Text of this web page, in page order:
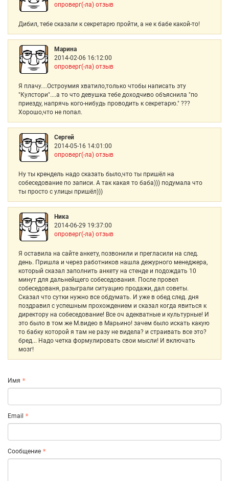
опроверг(-ла) отзыв
Дибил, тебе сказали к секретарю пройти, а не к бабе какой-то!
Марина
2014-02-06 16:12:00
опроверг(-ла) отзыв
Я плачу....Остроумия хватило,только чтобы написать эту
"Кулстори"....а то что девушка тебе доходчиво объяснила "по
приезду, напрячь кого-нибудь проводить к секретарю." ???
Хорошо,что не попал.
Сергей
2014-05-16 14:01:00
опроверг(-ла) отзыв
Ну ты крендель надо сказать было,что ты пришёл на
собеседование по записи. А так какая то баба))) подумала что
ты просто с улицы пришёл)))
Ника
2014-06-29 19:37:00
опроверг(-ла) отзыв
Я оставила на сайте анкету, позвонили и прегласили на след.
день. Пришла и через работников нашла дежурного менеджера,
который сказал заполнить анкету на стенде и подождать 10
минут для дальнейщего собеседования. После провел
собеседованя, разыграли ситуацию продажи, дал советы.
Сказал что сутки нужно все обдумать. И уже в обед след. дня
поздравил с успешным прохождением и сказал когда явиться к
директору на собеседование! Все оч адекватные и культурные! И
это было в том же М.видео в Марьино! зачем было искать какую
то бабку которой я там не разу не видела? и страивать все это?
бред... Надо четка формулировать свои мысли! И включать
мозг!
Имя
Email
Сообщение